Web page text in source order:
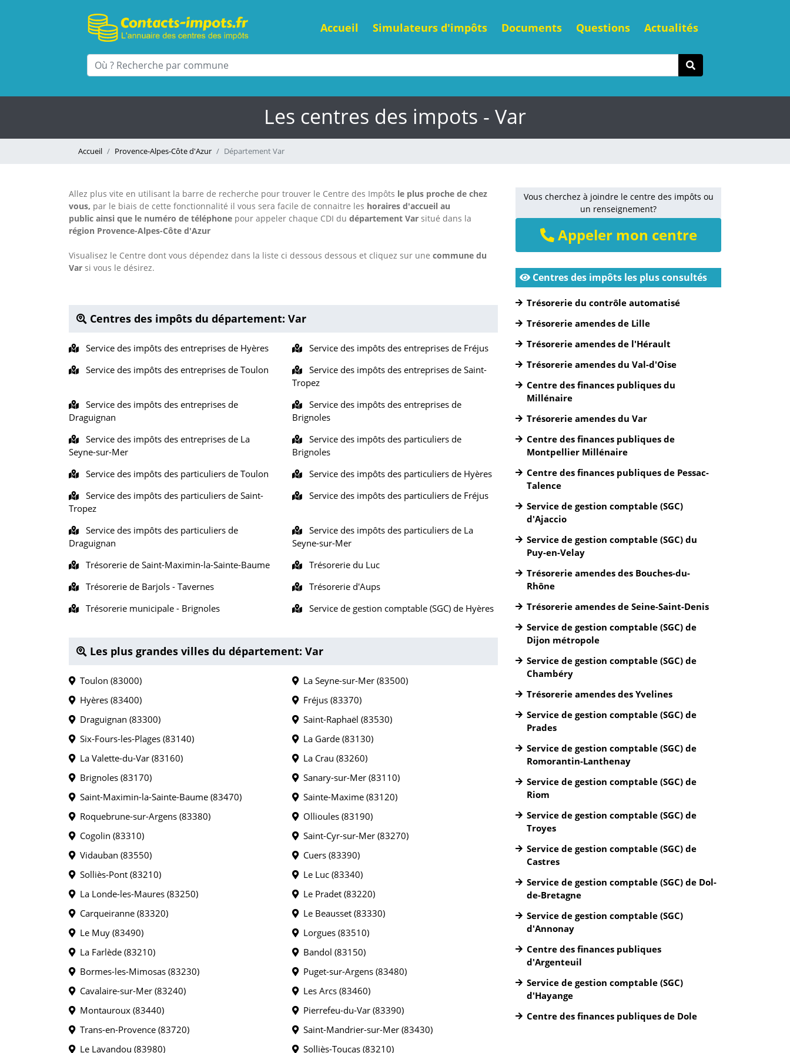
Accueil Simulateurs d'impôts Documents Questions Actualités
Les centres des impots - Var
Accueil Provence-Alpes-Côte d'Azur Département Var
Allez plus vite en utilisant la barre de recherche pour trouver le Centre des Impôts le plus proche de chez
vous, par le biais de cette fonctionnalité il vous sera facile de connaitre les horaires d'accueil au
public ainsi que le numéro de téléphone pour appeler chaque CDI du département Var situé dans la
région Provence-Alpes-Côte d'Azur
Visualisez le Centre dont vous dépendez dans la liste ci dessous dessous et cliquez sur une commune du
Var si vous le désirez.
Centres des impôts du département: Var
Service des impôts des entreprises de Hyères
Service des impôts des entreprises de Fréjus
Service des impôts des entreprises de Toulon
Service des impôts des entreprises de Saint-
Tropez
Service des impôts des entreprises de
Draguignan
Service des impôts des entreprises de
Brignoles
Service des impôts des entreprises de La
Seyne-sur-Mer
Service des impôts des particuliers de
Brignoles
Service des impôts des particuliers de Toulon
Service des impôts des particuliers de Hyères
Service des impôts des particuliers de Saint-
Tropez
Service des impôts des particuliers de Fréjus
Service des impôts des particuliers de
Draguignan
Service des impôts des particuliers de La
Seyne-sur-Mer
Trésorerie de Saint-Maximin-la-Sainte-Baume
Trésorerie du Luc
Trésorerie de Barjols - Tavernes
Trésorerie d'Aups
Trésorerie municipale - Brignoles
Service de gestion comptable (SGC) de Hyères
Les plus grandes villes du département: Var
Toulon (83000)
La Seyne-sur-Mer (83500)
Hyères (83400)
Fréjus (83370)
Draguignan (83300)
Saint-Raphaël (83530)
Six-Fours-les-Plages (83140)
La Garde (83130)
La Valette-du-Var (83160)
La Crau (83260)
Brignoles (83170)
Sanary-sur-Mer (83110)
Saint-Maximin-la-Sainte-Baume (83470)
Sainte-Maxime (83120)
Roquebrune-sur-Argens (83380)
Ollioules (83190)
Cogolin (83310)
Saint-Cyr-sur-Mer (83270)
Vidauban (83550)
Cuers (83390)
Solliès-Pont (83210)
Le Luc (83340)
La Londe-les-Maures (83250)
Le Pradet (83220)
Carqueiranne (83320)
Le Beausset (83330)
Le Muy (83490)
Lorgues (83510)
La Farlède (83210)
Bandol (83150)
Bormes-les-Mimosas (83230)
Puget-sur-Argens (83480)
Cavalaire-sur-Mer (83240)
Les Arcs (83460)
Montauroux (83440)
Pierrefeu-du-Var (83390)
Trans-en-Provence (83720)
Saint-Mandrier-sur-Mer (83430)
Le Lavandou (83980)
Solliès-Toucas (83210)
Vous cherchez à joindre le centre des impôts ou
un renseignement?
Appeler mon centre
Centres des impôts les plus consultés
Trésorerie du contrôle automatisé
Trésorerie amendes de Lille
Trésorerie amendes de l'Hérault
Trésorerie amendes du Val-d'Oise
Centre des finances publiques du
Millénaire
Trésorerie amendes du Var
Centre des finances publiques de
Montpellier Millénaire
Centre des finances publiques de Pessac-
Talence
Service de gestion comptable (SGC)
d'Ajaccio
Service de gestion comptable (SGC) du
Puy-en-Velay
Trésorerie amendes des Bouches-du-
Rhône
Trésorerie amendes de Seine-Saint-Denis
Service de gestion comptable (SGC) de
Dijon métropole
Service de gestion comptable (SGC) de
Chambéry
Trésorerie amendes des Yvelines
Service de gestion comptable (SGC) de
Prades
Service de gestion comptable (SGC) de
Romorantin-Lanthenay
Service de gestion comptable (SGC) de
Riom
Service de gestion comptable (SGC) de
Troyes
Service de gestion comptable (SGC) de
Castres
Service de gestion comptable (SGC) de Dol-
de-Bretagne
Service de gestion comptable (SGC)
d'Annonay
Centre des finances publiques
d'Argenteuil
Service de gestion comptable (SGC)
d'Hayange
Centre des finances publiques de Dole